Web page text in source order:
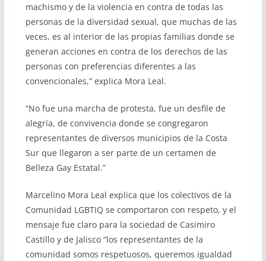
machismo y de la violencia en contra de todas las
personas de la diversidad sexual, que muchas de las
veces, es al interior de las propias familias donde se
generan acciones en contra de los derechos de las
personas con preferencias diferentes a las
convencionales,” explica Mora Leal.
“No fue una marcha de protesta, fue un desfile de
alegría, de convivencia donde se congregaron
representantes de diversos municipios de la Costa
Sur que llegaron a ser parte de un certamen de
Belleza Gay Estatal.”
Marcelino Mora Leal explica que los colectivos de la
Comunidad LGBTIQ se comportaron con respeto, y el
mensaje fue claro para la sociedad de Casimiro
Castillo y de Jalisco “los representantes de la
comunidad somos respetuosos, queremos igualdad